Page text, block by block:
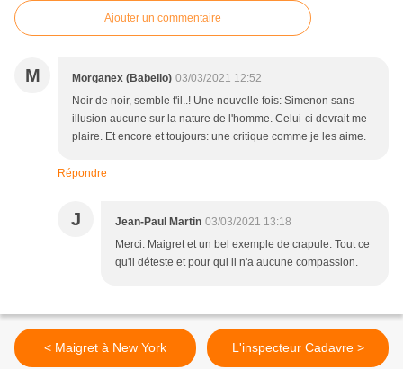
Ajouter un commentaire
M Morganex (Babelio) 03/03/2021 12:52
Noir de noir, semble t'il..! Une nouvelle fois: Simenon sans
illusion aucune sur la nature de l'homme. Celui-ci devrait me
plaire. Et encore et toujours: une critique comme je les aime.
Répondre
J Jean-Paul Martin 03/03/2021 13:18
Merci. Maigret et un bel exemple de crapule. Tout ce
qu'il déteste et pour qui il n'a aucune compassion.
< Maigret à New York L'inspecteur Cadavre >